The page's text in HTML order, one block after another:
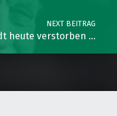
NEXT BEITRAG
heute verstorben …